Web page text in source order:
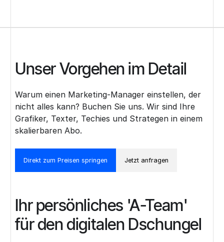
Unser Vorgehen im Detail
Warum einen Marketing-Manager einstellen, der
nicht alles kann? Buchen Sie uns. Wir sind Ihre
Grafiker, Texter, Techies und Strategen in einem
skalierbaren Abo.
Direkt zum Preisen springen Jetzt anfragen
Ihr persönliches 'A-Team'
für den digitalen Dschungel